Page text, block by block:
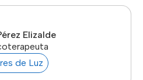
Elizalde
de Luz